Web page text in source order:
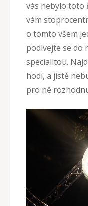
vás nebylo toto
vám
o tomto všem
podívejte se do
specialitou.
hodí, a jistě
pro ně